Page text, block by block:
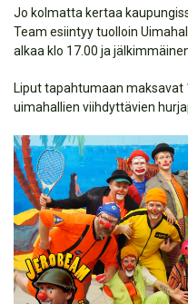
Jo kolmatta kertaa
Team esiintyy tuolloin
alkaa klo 17.00 ja
Liput tapahtumaan
uimahallien viihdyttävien